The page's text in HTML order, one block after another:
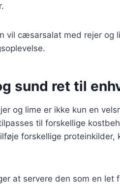
vil cæsarsalat med rejer
sund ret til
og lime er ikke kun en
til forskellige
forskellige
at servere den som en let